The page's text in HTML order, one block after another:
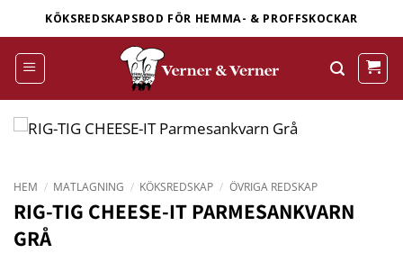
to
content
KÖKSREDSKAPSBOD FÖR HEMMA- & PROFFSKOCKAR
HEM / MATLAGNING / KÖKSREDSKAP / ÖVRIGA REDSKAP
RIG-TIG CHEESE-IT PARMESANKVARN
GRÅ